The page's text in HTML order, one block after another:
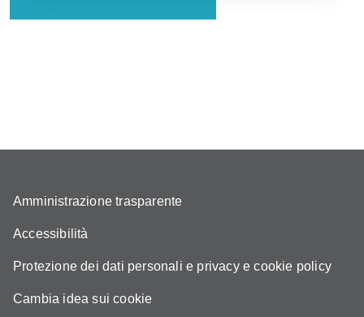
Amministrazione trasparente
Accessibilità
Protezione dei dati personali e privacy e cookie policy
Cambia idea sui cookie